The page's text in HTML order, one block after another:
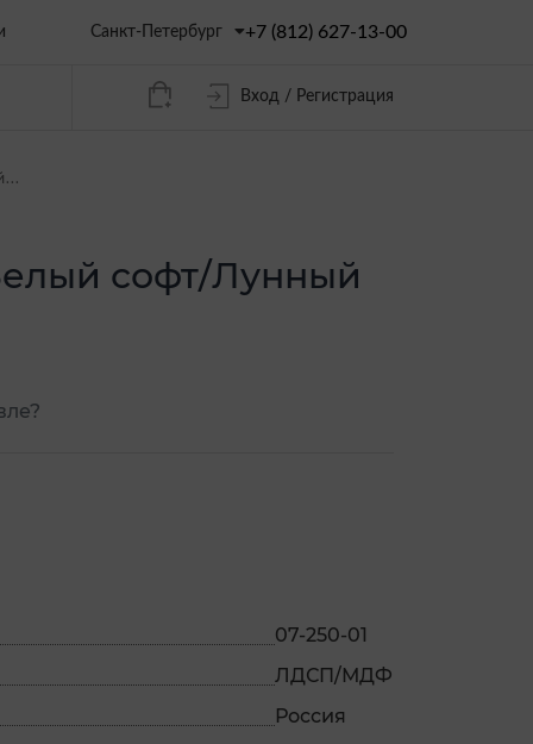
Санкт-Петербург +7 (812) 627-13-00
Вход / Регистрация
софт/Лунный
07-250-01
ЛДСП/МДФ
Россия